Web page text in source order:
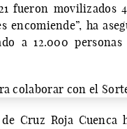
fueron movilizados
ha
a 12.000 personas
Cruz Roja Cuenca